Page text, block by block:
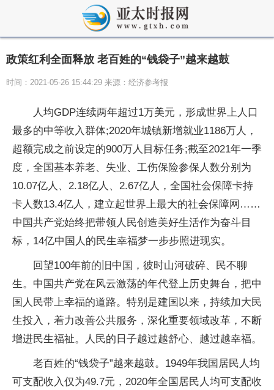
政策红利全面释放 老百姓的“钱袋子”越来越鼓
时间：2021-05-26 15:44:29 来源：经济参考报
人均GDP连续两年超过1万美元，形成世界上人口
最多的中等收入群体;2020年城镇新增就业1186万人，
超额完成之前设定的900万人目标任务;截至2021年一季
度，全国基本养老、失业、工伤保险参保人数分别为
10.07亿人、2.18亿人、2.67亿人，全国社会保障卡持
卡人数13.4亿人，建立起世界上最大的社会保障网……
中国共产党始终把带领人民创造美好生活作为奋斗目
标，14亿中国人的民生幸福梦一步步照进现实。
回望100年前的旧中国，彼时山河破碎、民不聊
生。中国共产党在风云激荡的年代登上历史舞台，把中
国人民带上幸福的道路。特别是建国以来，持续加大民
生投入，着力改善公共服务，深化重要领域改革，不断
增进民生福祉。人民的日子越过越舒心、越过越幸福。
老百姓的“钱袋子”越来越鼓。1949年我国居民人均
可支配收入仅为49.7元，2020年全国居民人均可支配收